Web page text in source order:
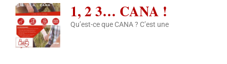
1, 2 3… CANA !
Qu’est-ce que CANA ? C’est une